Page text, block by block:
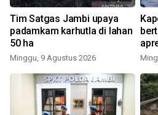
Tim Satgas Jambi upaya
padamkam karhutla di lahan
50 ha
Minggu, 9 Agustus 2026
dan